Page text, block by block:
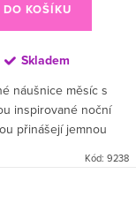
DO KOŠÍKU
Skladem
náušnice měsíc s
inspirované noční
přinášejí jemnou
Kód: 9238